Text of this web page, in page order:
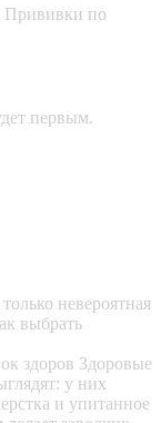
Прививки по
первым.
невероятная
выбрать
здоров Здоровые
у них
и упитанное